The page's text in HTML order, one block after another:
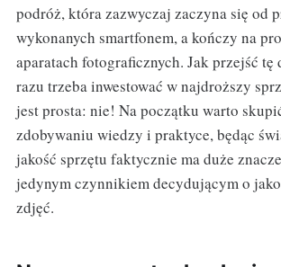
podróż, która zazwyczaj zaczyna się od
wykonanych smartfonem, a kończy na
aparatach fotograficznych. Jak przejść tę
razu trzeba inwestować w najdroższy
jest prosta: nie! Na początku warto
zdobywaniu wiedzy i praktyce, będąc
jakość sprzętu faktycznie ma duże
jedynym czynnikiem decydującym o
zdjęć.